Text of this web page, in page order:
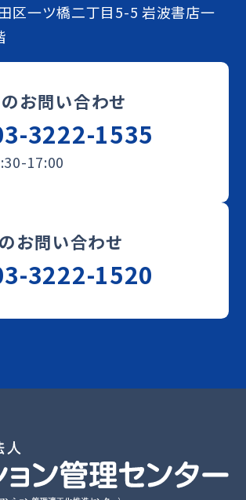
区一ツ橋二丁目5-5 岩波書店一
お問い合わせ
3222-1535
17:00
お問い合わせ
3222-1520